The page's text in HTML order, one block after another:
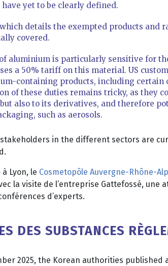
yet to be clearly defined.
details the exempted products and
covered.
aluminium is particularly sensitive for
a 50% tariff on this material. US
containing products, including certain
of these duties remains tricky, as they
also to its derivatives, and therefore
such as aerosols.
in the different sectors are
Lyon, le Cosmetopôle Auvergne-Rhône-
la visite de l’entreprise Gattefossé, une
d’experts.
DES SUBSTANCES
2025, the Korean authorities